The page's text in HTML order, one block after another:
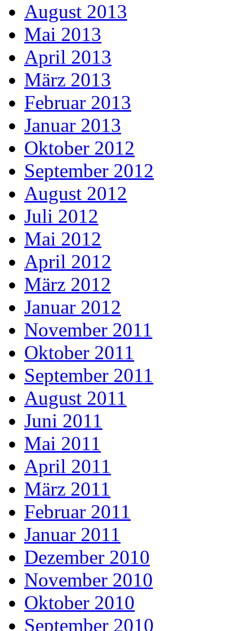
August 2013
Mai 2013
April 2013
März 2013
Februar 2013
Januar 2013
Oktober 2012
September 2012
August 2012
Juli 2012
Mai 2012
April 2012
März 2012
Januar 2012
November 2011
Oktober 2011
September 2011
August 2011
Juni 2011
Mai 2011
April 2011
März 2011
Februar 2011
Januar 2011
Dezember 2010
November 2010
Oktober 2010
September 2010